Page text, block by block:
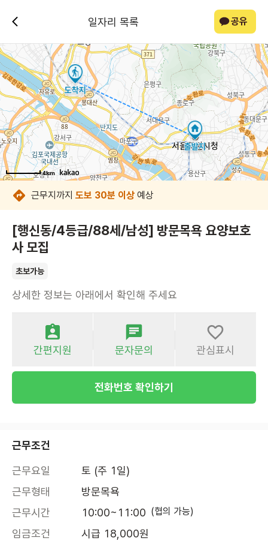
일자리 목록 공유
4km
4km
4km
4km
4km
4km
4km
4km
근무지까지 도보 30분 이상 예상
[행신동/4등급/88세/남성] 방문목욕 요양보호
사 모집
초보가능
상세한 정보는 아래에서 확인해 주세요
간편지원 문자문의 관심표시
전화번호 확인하기
근무조건
근무요일
토 (주 1일)
근무형태
방문목욕
근무시간
10:00~11:00 (협의 가능)
임금조건
시급 18,000원